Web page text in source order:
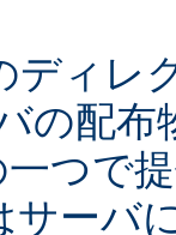
ディレ
の配布
つで
サーバ